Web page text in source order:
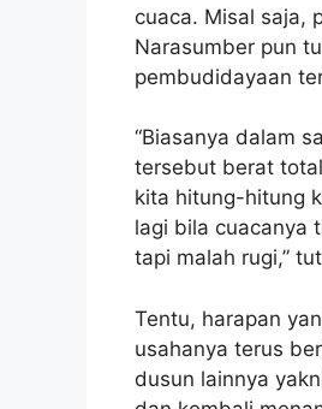
cuaca. Misal saja,
Narasumber pun
pembudidayaan
“Biasanya dalam
tersebut berat
kita hitung-hitung
lagi bila cuacanya
tapi malah rugi,”
Tentu, harapan
usahanya terus
dusun lainnya